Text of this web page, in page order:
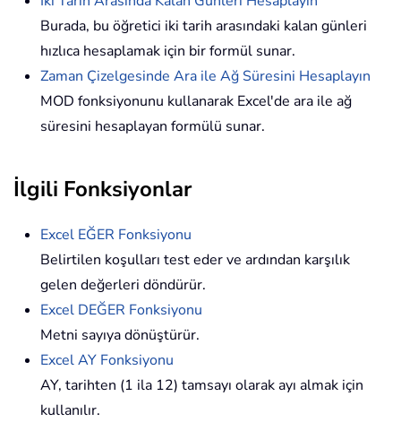
Burada, bu öğretici iki tarih arasındaki kalan günleri
hızlıca hesaplamak için bir formül sunar.
Zaman Çizelgesinde Ara ile Ağ Süresini Hesaplayın
MOD fonksiyonunu kullanarak Excel'de ara ile ağ
süresini hesaplayan formülü sunar.
İlgili Fonksiyonlar
Excel EĞER Fonksiyonu
Belirtilen koşulları test eder ve ardından karşılık
gelen değerleri döndürür.
Excel DEĞER Fonksiyonu
Metni sayıya dönüştürür.
Excel AY Fonksiyonu
AY, tarihten (1 ila 12) tamsayı olarak ayı almak için
kullanılır.